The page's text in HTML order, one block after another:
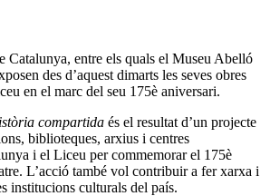
Catalunya, entre els quals el Museu Abelló
des d’aquest dimarts les seves obres
en el marc del seu 175è aniversari.
compartida és el resultat d’un projecte
biblioteques, arxius i centres
i el Liceu per commemorar el 175è
L’acció també vol contribuir a fer xarxa i
institucions culturals del país.